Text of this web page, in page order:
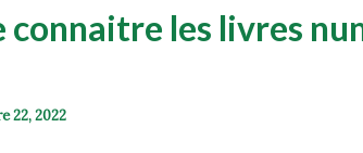
connaitre les livres
22, 2022